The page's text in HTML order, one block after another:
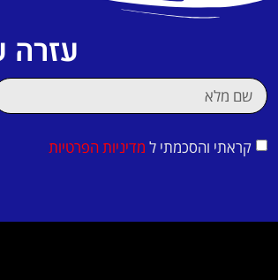
עזרה
קראתי והסכמתי ל מדיניות הפרטיות